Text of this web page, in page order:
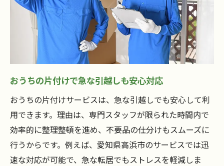
おうちの片付けで急な引越しも安心対応
おうちの片付けサービスは、急な引越しでも安心して利
用できます。理由は、専門スタッフが限られた時間内で
効率的に整理整頓を進め、不要品の仕分けもスムーズに
行うからです。例えば、愛知県高浜市のサービスでは迅
速な対応が可能で、急な転居でもストレスを軽減しま